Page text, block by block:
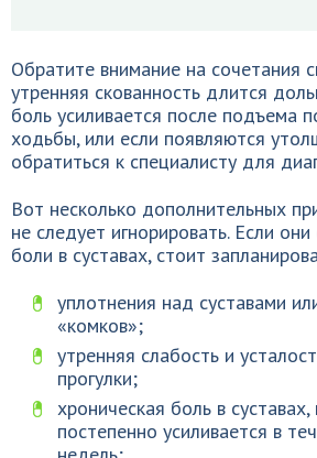
Обратите внимание на сочетания
утренняя скованность длится
боль усиливается после подъема
ходьбы, или если появляются
обратиться к специалисту для
Вот несколько дополнительных
не следует игнорировать. Если
боли в суставах, стоит
уплотнения над суставами
«комков»;
утренняя слабость и
прогулки;
хроническая боль в суставах,
постепенно усиливается в